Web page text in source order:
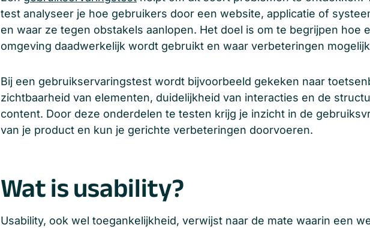
test analyseer je hoe gebruikers door een website, applicatie of
en waar ze tegen obstakels aanlopen. Het doel is om te begrijpen hoe
omgeving daadwerkelijk wordt gebruikt en waar verbeteringen
Bij een gebruikservaringstest wordt bijvoorbeeld gekeken naar
zichtbaarheid van elementen, duidelijkheid van interacties en de
content. Door deze onderdelen te testen krijg je inzicht in de
van je product en kun je gerichte verbeteringen doorvoeren.
Wat is usability?
Usability, ook wel toegankelijkheid, verwijst naar de mate waarin een